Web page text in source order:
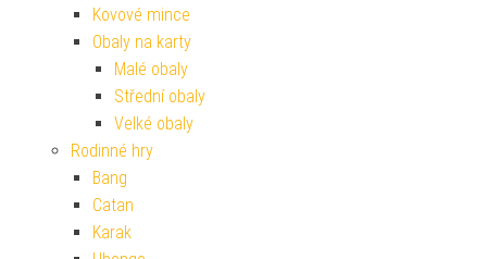
Kovové mince
Obaly na karty
Malé obaly
Střední obaly
Velké obaly
Rodinné hry
Bang
Catan
Karak